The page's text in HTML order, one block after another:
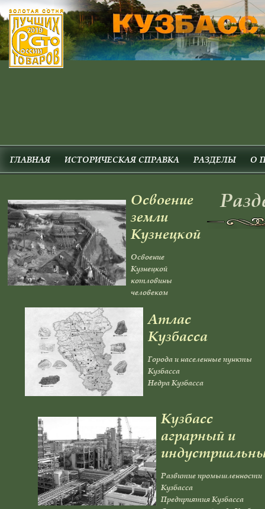
ГЛАВНАЯ ИСТОРИЧЕСКАЯ СПРАВКА РАЗДЕЛЫ О
Освоение
земли
Кузнецкой
Освоение
Кузнецкой
котловины
человеком
Атлас
Кузбасса
Города и населенные пункты
Кузбасса
Недра Кузбасса
Кузбасс
аграрный и
Развитие промышленности
Кузбасса
Предприятия Кузбасса